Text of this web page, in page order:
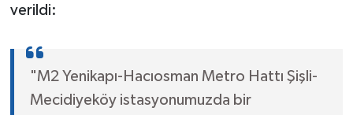
verildi:
"M2 Yenikapı-Hacıosman Metro Hattı Şişli-
Mecidiyeköy istasyonumuzda bir